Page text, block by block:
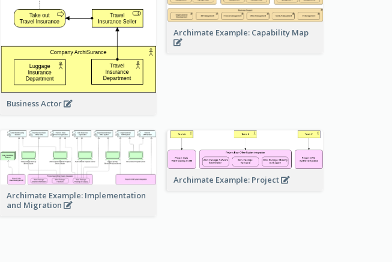
Business Actor
Archimate Example: Capability Map
Archimate Example: Implementation
and Migration
Archimate Example: Project